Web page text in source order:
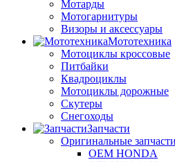
Мотарды
Мотогарнитуры
Визоры и аксессуары
Мототехника
Мотоциклы кроссовые
Питбайки
Квадроциклы
Мотоциклы дорожные
Скутеры
Снегоходы
Запчасти
Оригинальные запчасти
OEM HONDA